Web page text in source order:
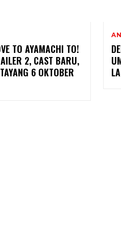
TO AYAMACHI TO!
2, CAST BARU,
6 OKTOBER